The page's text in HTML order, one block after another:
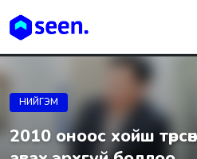
НИЙГЭМ
2010 оноос хойш